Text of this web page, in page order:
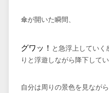
傘が開いた瞬間、
グワッ！ と急浮上していく
りと浮遊しながら降下してい
自分は周りの景色を見なが